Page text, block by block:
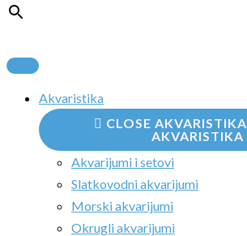
Akvaristika
CLOSE AKVARISTIKA
AKVARISTIKA
Akvarijumi i setovi
Slatkovodni akvarijumi
Morski akvarijumi
Okrugli akvarijumi